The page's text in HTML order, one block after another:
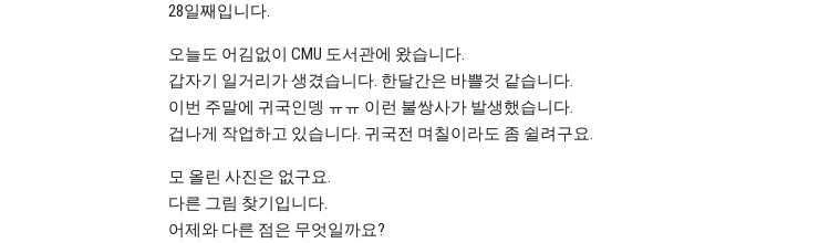
28일째입니다.
오늘도 어김없이 CMU 도서관에 왔습니다.
갑자기 일거리가 생겼습니다. 한달간은 바쁠것 같습니다.
이번 주말에 귀국인뎅 ㅠㅠ 이런 불쌍사가 발생했습니다.
겁나게 작업하고 있습니다. 귀국전 며칠이라도 좀 쉴려구요.
모 올린 사진은 없구요.
다른 그림 찾기입니다.
어제와 다른 점은 무엇일까요?